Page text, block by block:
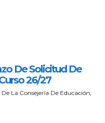
De Solicitud De
26/27
La Consejería De Educación,